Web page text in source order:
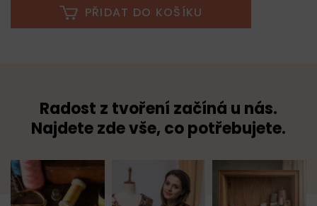
PŘIDAT DO KOŠÍKU
Radost z tvoření začíná u nás.
Najdete zde vše, co potřebujete.